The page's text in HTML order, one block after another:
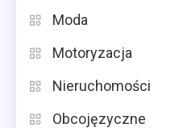
Moda
Motoryzacja
Nieruchomości
Obcojęzyczne